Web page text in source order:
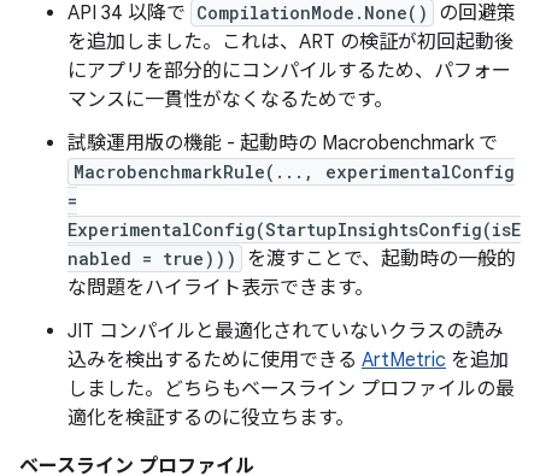
API 34 以降で CompilationMode.None()
の回避策
を追加しました。これは、ART の検証が初回起動後
にアプリを部分的にコンパイルするため、パフォー
マンスに一貫性がなくなるためです。
試験運用版の機能 - 起動時の Macrobenchmark で
MacrobenchmarkRule(..., experimentalConfig
=
ExperimentalConfig(StartupInsightsConfig(isE
nabled = true)))
を渡すことで、起動時の一般的
な問題をハイライト表示できます。
JIT コンパイルと最適化されていないクラスの読み
込みを検出するために使用できる ArtMetric を追加
しました。どちらもベースライン プロファイルの最
適化を検証するのに役立ちます。
ベースライン プロファイル